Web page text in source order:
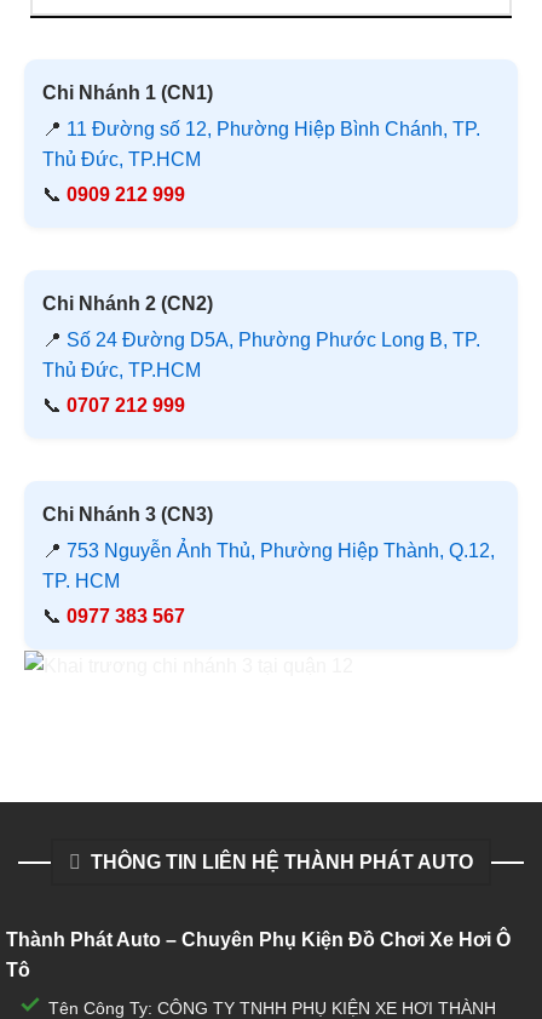
Chi Nhánh 1 (CN1)
📍 11 Đường số 12, Phường Hiệp Bình Chánh, TP.
Thủ Đức, TP.HCM
📞 0909 212 999
Chi Nhánh 2 (CN2)
📍 Số 24 Đường D5A, Phường Phước Long B, TP.
Thủ Đức, TP.HCM
📞 0707 212 999
Chi Nhánh 3 (CN3)
📍 753 Nguyễn Ảnh Thủ, Phường Hiệp Thành, Q.12,
TP. HCM
📞 0977 383 567
THÔNG TIN LIÊN HỆ THÀNH PHÁT AUTO
Thành Phát Auto – Chuyên Phụ Kiện Đồ Chơi Xe Hơi Ô
Tô
Tên Công Ty: CÔNG TY TNHH PHỤ KIỆN XE HƠI THÀNH